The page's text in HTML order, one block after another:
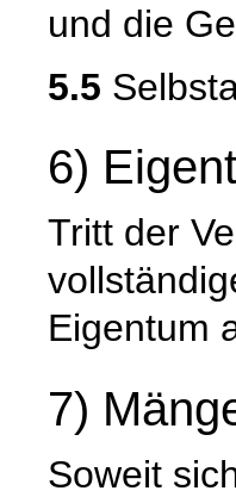
und die
5.5
6)
Tritt der
Eigentum
7)
Soweit